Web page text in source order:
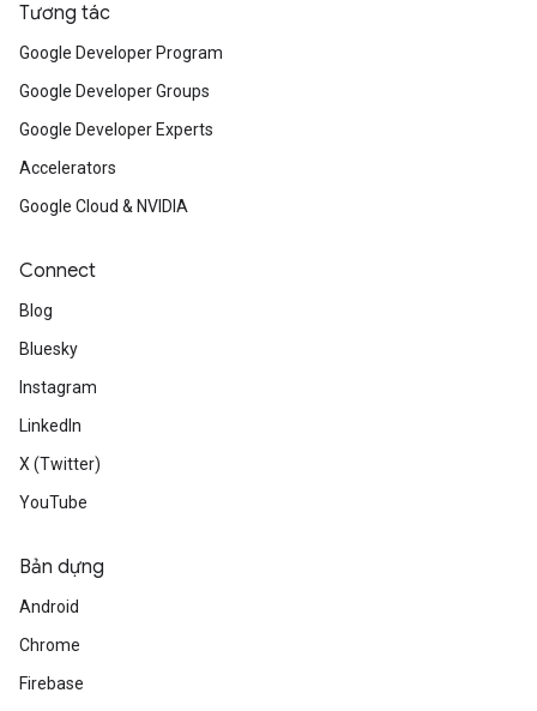
Tương tác
Google Developer Program
Google Developer Groups
Google Developer Experts
Accelerators
Google Cloud & NVIDIA
Connect
Blog
Bluesky
Instagram
LinkedIn
X (Twitter)
YouTube
Bản dựng
Android
Chrome
Firebase